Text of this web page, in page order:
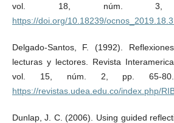
vol. 18, núm. 3,
https://doi.org/10.18239/
Delgado-Santos, F. (1992).
lecturas y lectores. Revista
vol. 15, núm. 2, pp. 65-80.
https://revistas.udea.edu.co/index.php/
Dunlap, J. C. (2006). Using guided